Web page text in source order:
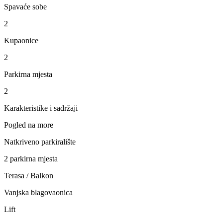
Spavaće sobe
2
Kupaonice
2
Parkirna mjesta
2
Karakteristike i sadržaji
Pogled na more
Natkriveno parkiralište
2 parkirna mjesta
Terasa / Balkon
Vanjska blagovaonica
Lift